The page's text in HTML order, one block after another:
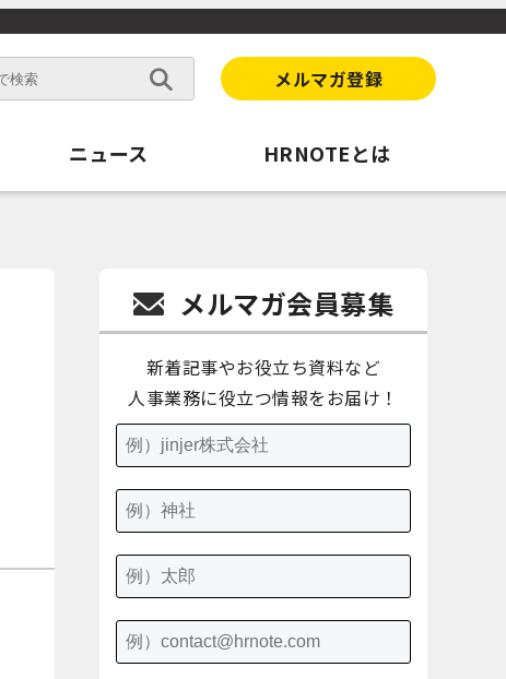
メルマガ登録
ニュース HRNOTEとは
メルマガ会員募集
新着記事やお役立ち資料など
人事業務に役立つ情報をお届け！